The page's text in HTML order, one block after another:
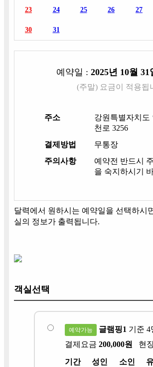
23 24 25 26 27
30 31
예약일 : 2025년 10월 31
(주말) 요금이 적용됩
주소
강원특별자치도
천로 3256
결제방법
무통장
주의사항
예약전 반드시
을 숙지하시기
달력에서 원하시는 예약일을 선택하시
실의 정보가 출력됩니다.
객실선택
예약가능 글램핑1 기준 4
결제요금 200,000원 현
기간 성인 소인